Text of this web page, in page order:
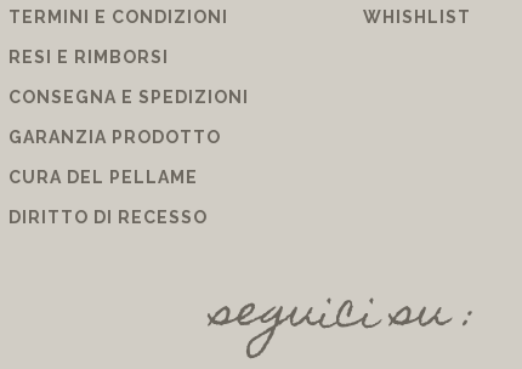
TERMINI E CONDIZIONI
RESI E RIMBORSI
CONSEGNA E SPEDIZIONI
GARANZIA PRODOTTO
CURA DEL PELLAME
DIRITTO DI RECESSO
WHISHLIST
seguici su :